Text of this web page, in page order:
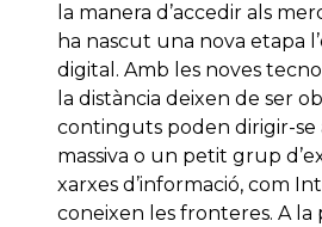
la manera d’accedir als
ha nascut una nova etapa
digital. Amb les noves
la distància deixen de ser
continguts poden dirigir-se
massiva o un petit grup
xarxes d’informació, com
coneixen les fronteres. A la